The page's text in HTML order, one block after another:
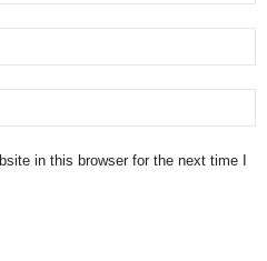
in this browser for the next time I